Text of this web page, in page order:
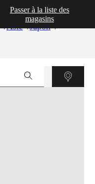
Asie
Japon
Passer à la liste des
magasins
CARTO